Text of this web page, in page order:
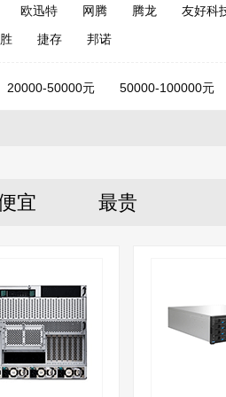
欧迅特 网腾 腾龙 友好科
捷存 邦诺
20000-50000元 50000-100000元
宜 最贵